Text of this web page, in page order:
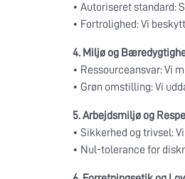
• Autoriseret standard:
• Fortrolighed: Vi
4. Miljø og
• Ressourceansvar: Vi
• Grøn omstilling: Vi
5. Arbejdsmiljø og
• Sikkerhed og trivsel:
• Nul-tolerance for